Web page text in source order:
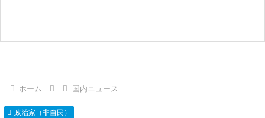
ホーム 国内ニュース
政治家（非自民）